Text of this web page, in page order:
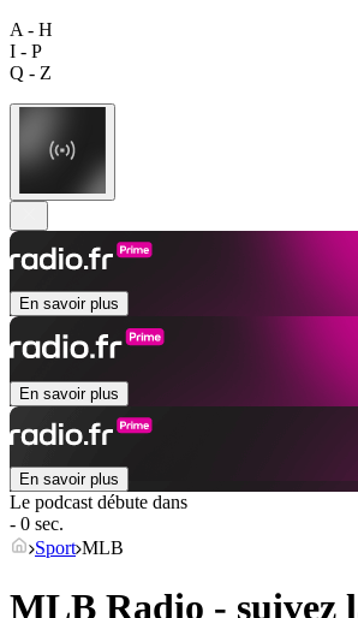
A - H
I - P
Q - Z
En savoir plus
En savoir plus
En savoir plus
Le podcast débute dans
- 0 sec.
Sport MLB
MLB Radio - suivez